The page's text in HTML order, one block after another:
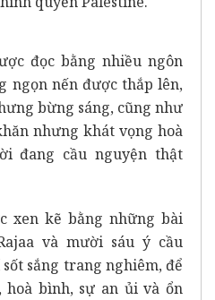
đọc bằng nhiều ngôn
ngọn nến được thắp lên,
bừng sáng, cũng như
nhưng khát vọng hoà
đang cầu nguyện thật
xen kẽ bằng những bài
và mười sáu ý cầu
sắng trang nghiêm, để
hoà bình, sự an ủi và ổn